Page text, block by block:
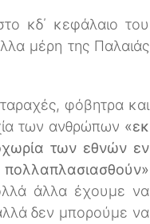
κδ΄ κεφάλαιο του
μέρη της Παλαιάς
φόβητρα και
των ανθρώπων «εκ
των εθνών εν
άλλα έχουμε να
δεν μπορούμε να